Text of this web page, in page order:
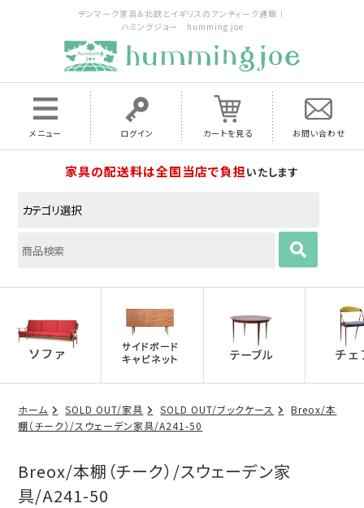
デンマーク家具＆北欧とイギリスのアンティーク通販｜
ハミングジョー humming joe
メニュー ログイン カートを見る お問い合わせ
家具の配送料は全国当店で負担いたします
ホーム SOLD OUT/家具 SOLD OUT/ブックケース
Breox/本
棚（チーク）/スウェーデン家具/A241-50
Breox/本棚（チーク）/スウェーデン家
具/A241-50